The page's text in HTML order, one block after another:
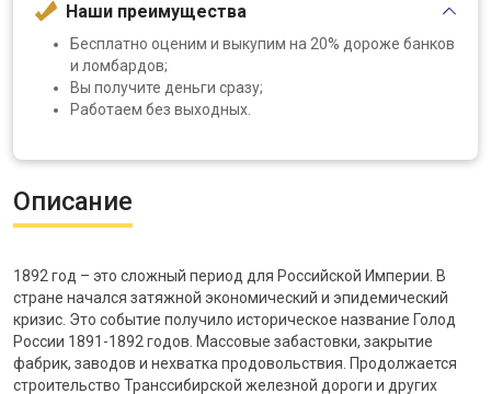
Наши преимущества
Бесплатно оценим и выкупим на 20% дороже банков
и ломбардов;
Вы получите деньги сразу;
Работаем без выходных.
Описание
1892 год – это сложный период для Российской Империи. В
стране начался затяжной экономический и эпидемический
кризис. Это событие получило историческое название Голод
России 1891-1892 годов. Массовые забастовки, закрытие
фабрик, заводов и нехватка продовольствия. Продолжается
строительство Транссибирской железной дороги и других